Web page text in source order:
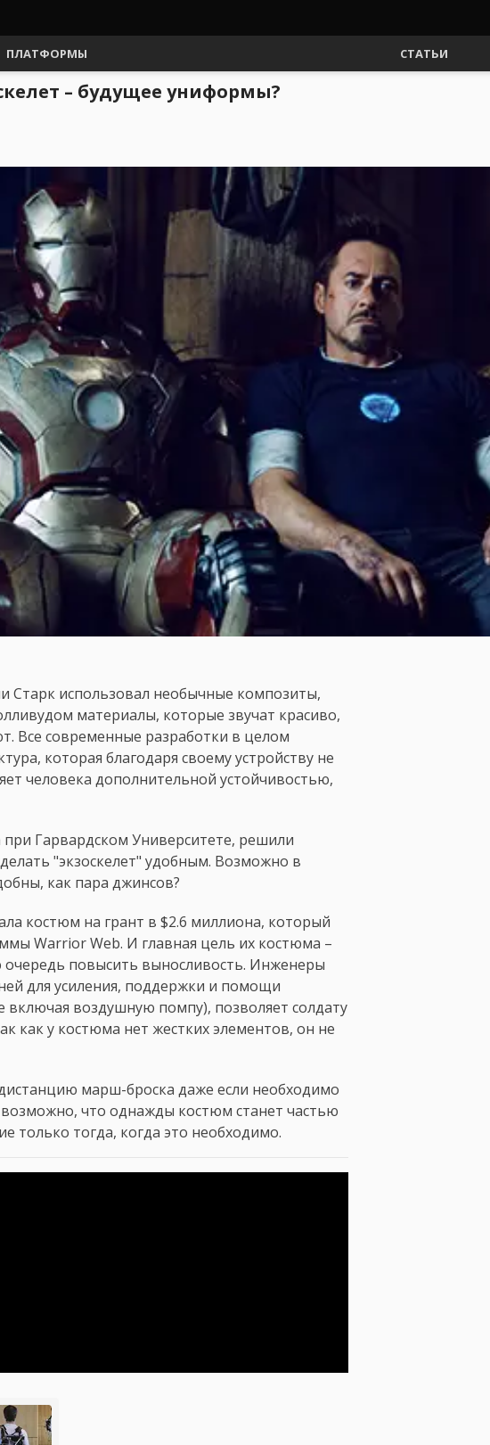
ПЛАТФОРМЫ СТАТЬИ
– будущее униформы?
Старк использовал необычные композиты,
материалы, которые звучат красиво,
Все современные разработки в целом
которая благодаря своему устройству не
человека дополнительной устойчивостью,
при Гарвардском Университете, решили
"экзоскелет" удобным. Возможно в
как пара джинсов?
костюм на грант в $2.6 миллиона, который
Warrior Web. И главная цель их костюма –
повысить выносливость. Инженеры
для усиления, поддержки и помощи
воздушную помпу), позволяет солдату
как у костюма нет жестких элементов, он не
марш-броска даже если необходимо
что однажды костюм станет частью
только тогда, когда это необходимо.